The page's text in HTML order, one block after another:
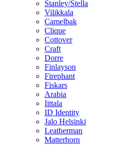
Stanley/Stella
Vilikkala
Camelbak
Clique
Cottover
Craft
Dorre
Finlayson
Firephant
Fiskars
Arabia
Iittala
ID Identity
Jalo Helsinki
Leatherman
Matterhorn